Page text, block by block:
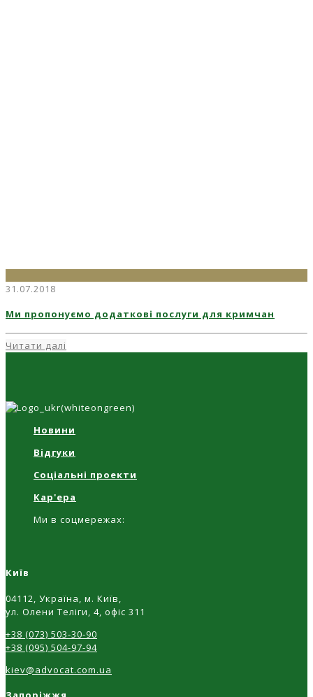
31.07.2018
Ми пропонуємо додаткові послуги для кримчан
Читати далі
Новини
Відгуки
Соціальні проекти
Кар'ера
Ми в соцмережах:
Київ
04112, Україна, м. Київ,
ул. Олени Теліги, 4, офіс 311
+38 (073) 503-30-90
+38 (095) 504-97-94
kiev@advocat.com.ua